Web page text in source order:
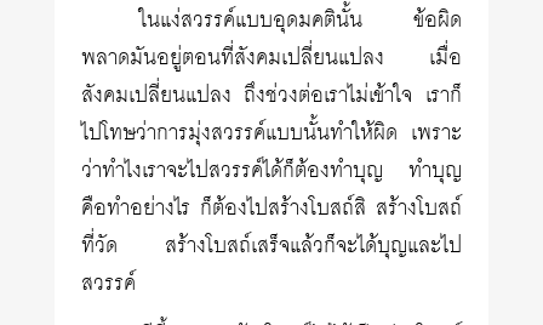
ในแง่สวรรค์แบบอุดมคตินั้น ข้อผิด
พลาดมันอยู่ตอนที่สังคมเปลี่ยนแปลง เมื่อ
สังคมเปลี่ยนแปลง ถึงช่วงต่อเราไม่เข้าใจ เราก็
ไปโทษว่าการมุ่งสวรรค์แบบนั้นทำให้ผิด เพราะ
ว่าทำไงเราจะไปสวรรค์ได้ก็ต้องทำบุญ ทำบุญ
คือทำอย่างไร ก็ต้องไปสร้างโบสถ์สิ สร้างโบสถ์
ที่วัด สร้างโบสถ์เสร็จแล้วก็จะได้บุญและไป
สวรรค์